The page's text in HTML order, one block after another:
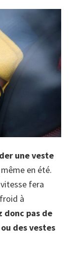
une veste
même en été.
fera
à
donc pas de
des vestes